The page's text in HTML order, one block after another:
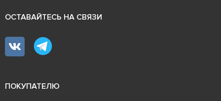
ОСТАВАЙТЕСЬ НА СВЯЗИ
ПОКУПАТЕЛЮ